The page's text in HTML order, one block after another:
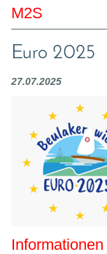
M2S
Euro 2025
27.07.2025